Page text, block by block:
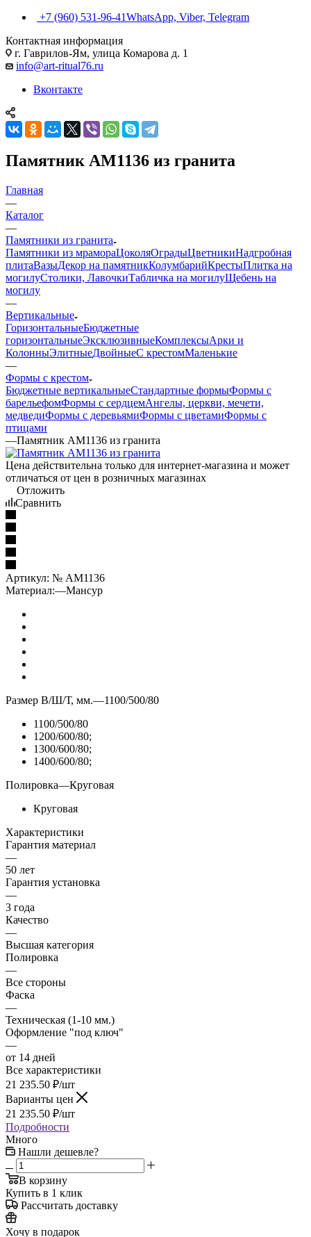
+7 (960) 531-96-41WhatsApp, Viber, Telegram
Контактная информация
г. Гаврилов-Ям, улица Комарова д. 1
info@art-ritual76.ru
Вконтакте
Памятник AM1136 из гранита
Главная
—
Каталог
—
Памятники из гранита
Памятники из мрамораЦоколяОградыЦветникиНадгробная
плитаВазыДекор на памятникКолумбарийКрестыПлитка на
могилуСтолики, ЛавочкиТабличка на могилуЩебень на
могилу
—
Вертикальные
ГоризонтальныеБюджетные
горизонтальныеЭксклюзивныеКомплексыАрки и
КолонныЭлитныеДвойныеС крестомМаленькие
—
Формы с крестом
Бюджетные вертикальныеСтандартные формыФормы с
барельефомФормы с сердцемАнгелы, церкви, мечети,
медведиФормы с деревьямиФормы с цветамиФормы с
птицами
—Памятник AM1136 из гранита
Цена действительна только для интернет-магазина и может
отличаться от цен в розничных магазинах
Отложить
Сравнить
Артикул: № AM1136
Материал:—Мансур
Размер В/Ш/Т, мм.—1100/500/80
1100/500/80
1200/600/80;
1300/600/80;
1400/600/80;
Полировка—Круговая
Круговая
Характеристики
Гарантия материал
—
50 лет
Гарантия установка
—
3 года
Качество
—
Высшая категория
Полировка
—
Все стороны
Фаска
—
Техническая (1-10 мм.)
Оформление "под ключ"
—
от 14 дней
Все характеристики
21 235.50 ₽/шт
Варианты цен
21 235.50 ₽/шт
Подробности
Много
Нашли дешевле?
В корзину
Купить в 1 клик
Рассчитать доставку
Хочу в подарок